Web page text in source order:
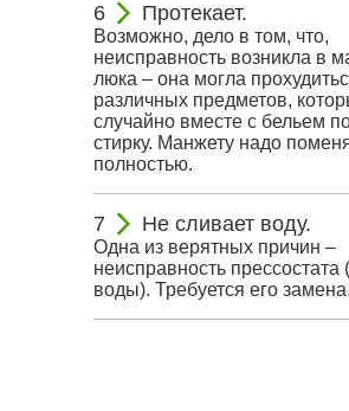
Протекает.
Возможно, дело в том, что,
неисправность возникла в
люка – она могла
различных предметов,
случайно вместе с бельем
стирку. Манжету надо
полностью.
Не сливает воду.
Одна из верятных причин –
неисправность прессостата
воды). Требуется его замена.